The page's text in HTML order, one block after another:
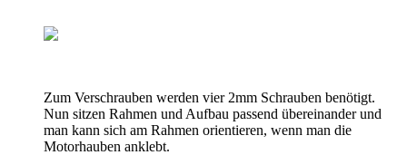
Zum Verschrauben werden vier 2mm Schrauben benötigt.
Nun sitzen Rahmen und Aufbau passend übereinander und
man kann sich am Rahmen orientieren, wenn man die
Motorhauben anklebt.